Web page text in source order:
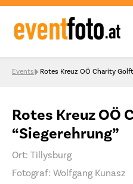
Skip to content
Events Rotes Kreuz OÖ Charity
Rotes Kreuz OÖ
“Siegerehrung”
Ort: Tillysburg
Fotograf: Wolfgang Kunasz